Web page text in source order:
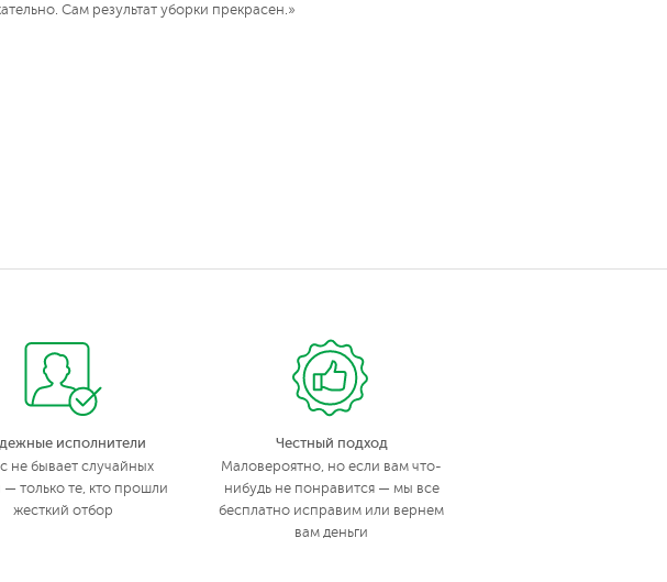
Сам результат уборки прекрасен.»
исполнители
не бывает случайных
— только те, кто прошли
жесткий отбор
Честный подход
Маловероятно, но если вам что-
нибудь не понравится — мы все
бесплатно исправим или вернем
вам деньги